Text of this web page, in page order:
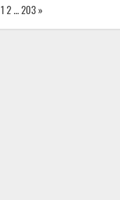
Page:
1 2 … 203 Next
»